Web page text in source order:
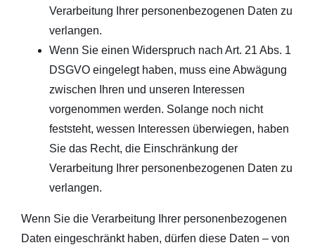
Verarbeitung Ihrer personenbezogenen Daten zu
verlangen.
Wenn Sie einen Widerspruch nach Art. 21 Abs. 1
DSGVO eingelegt haben, muss eine Abwägung
zwischen Ihren und unseren Interessen
vorgenommen werden. Solange noch nicht
feststeht, wessen Interessen überwiegen, haben
Sie das Recht, die Einschränkung der
Verarbeitung Ihrer personenbezogenen Daten zu
verlangen.
Wenn Sie die Verarbeitung Ihrer personenbezogenen
Daten eingeschränkt haben, dürfen diese Daten – von